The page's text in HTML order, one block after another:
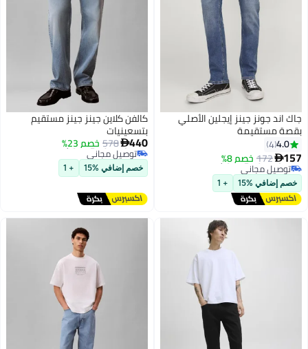
جاك اند جونز جينز إيجلين الأصلي
بقصة مستقيمة
4.0
4
157
172خصم 8%
أقل سعر في 7 يوم
توصيل مجاني
أقل سعر في 7 يوم
خصم إضافي %15 + 1
كالفن كلاين جينز جينز مستقيم
بتسعينيات
440
578خصم 23%
أقل سعر في 7 يوم
توصيل مجاني
أقل سعر في 7 يوم
خصم إضافي %15 + 1